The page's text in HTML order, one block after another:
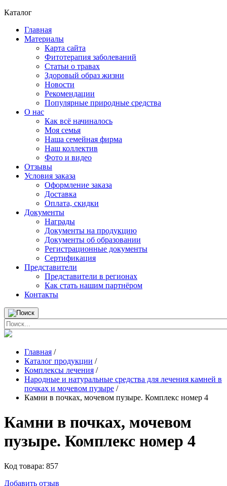
Каталог
Главная
Материалы
Карта сайта
Фитотерапия заболеваний
Статьи о травах
Здоровый образ жизни
Новости
Рекомендации
Популярные природные средства
О нас
Как всё начиналось
Моя семья
Наша семейная фирма
Наш коллектив
Фото и видео
Отзывы
Условия заказа
Оформление заказа
Доставка
Оплата, скидки
Документы
Награды
Документы на продукцию
Документы об образовании
Регистрационные документы
Сертификация
Представители
Представители в регионах
Как стать нашим партнёром
Контакты
Главная /
Каталог продукции /
Комплексы лечения /
Народные и натуральные средства для лечения камней в
почках и мочевом пузыре /
Камни в почках, мочевом пузыре. Комплекс номер 4
Камни в почках, мочевом
пузыре. Комплекс номер 4
Код товара: 857
Добавить отзыв